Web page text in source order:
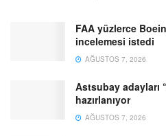
FAA yüzlerce
incelemesi istedi
AĞUSTOS 7, 2026
Astsubay adayları
hazırlanıyor
AĞUSTOS 7, 2026